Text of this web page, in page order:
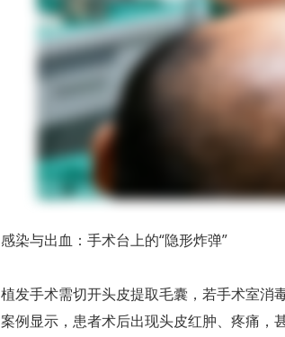
感染与出血：手术台上的“隐形炸弹”
植发手术需切开头皮提取毛囊，若手术室消
案例显示，患者术后出现头皮红肿、疼痛，